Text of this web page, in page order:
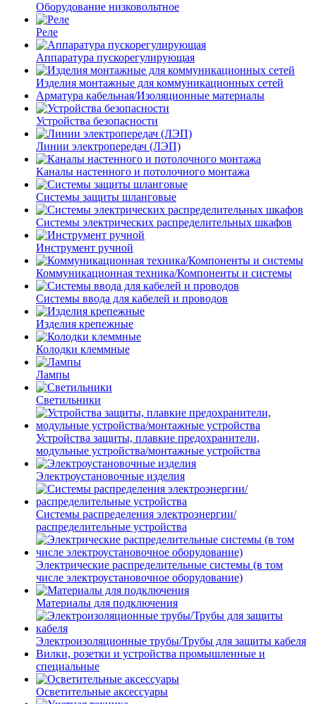
Оборудование низковольтное
Реле
Аппаратура пускорегулирующая
Изделия монтажные для коммуникационных сетей
Арматура кабельная/Изоляционные материалы
Устройства безопасности
Линии электропередач (ЛЭП)
Каналы настенного и потолочного монтажа
Системы защиты шланговые
Системы электрических распределительных шкафов
Инструмент ручной
Коммуникационная техника/Компоненты и системы
Системы ввода для кабелей и проводов
Изделия крепежные
Колодки клеммные
Лампы
Светильники
Устройства защиты, плавкие предохранители,
модульные устройства/монтажные устройства
Электроустановочные изделия
Системы распределения электроэнергии/
распределительные устройства
Электрические распределительные системы (в том
числе электроустановочное оборудование)
Материалы для подключения
Электроизоляционные трубы/Трубы для защиты кабеля
Вилки, розетки и устройства промышленные и
специальные
Осветительные аксессуары